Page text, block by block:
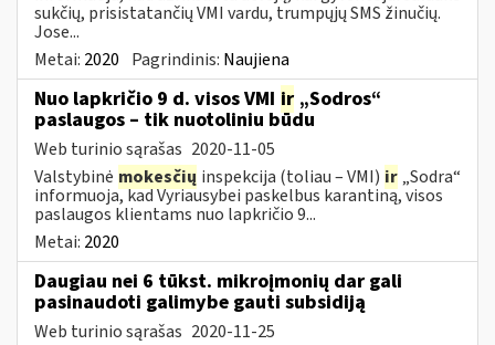
sukčių, prisistatančių VMI vardu, trumpųjų SMS žinučių.
Jose...
Metai: 2020 Pagrindinis: Naujiena
Nuo lapkričio 9 d. visos VMI ir „Sodros“
paslaugos – tik nuotoliniu būdu
Web turinio sąrašas 2020-11-05
Valstybinė mokesčių inspekcija (toliau – VMI) ir„Sodra“
informuoja, kad Vyriausybei paskelbus karantiną, visos
paslaugos klientams nuo lapkričio 9...
Metai: 2020
Daugiau nei 6 tūkst. mikroįmonių dar gali
pasinaudoti galimybe gauti subsidiją
Web turinio sąrašas 2020-11-25